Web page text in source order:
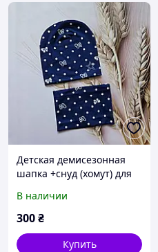
Детская демисезонная
шапка +снуд (хомут) для
Детская шапка и хомут
В наличии
300₴
Купить